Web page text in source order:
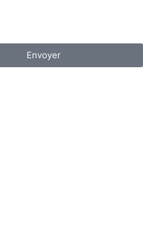
Envoyer